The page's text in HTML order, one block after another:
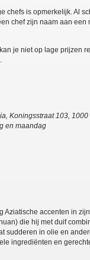
chefs is opmerkelijk. Al
chef zijn naam aan een
je niet op lage prijzen
Koningsstraat 103,
en maandag
Aziatische accenten in
die hij met duif
sudderen in olie en
ingrediënten en